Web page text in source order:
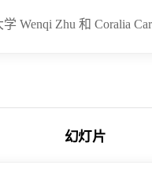
Wenqi Zhu 和 Coralia
幻灯片